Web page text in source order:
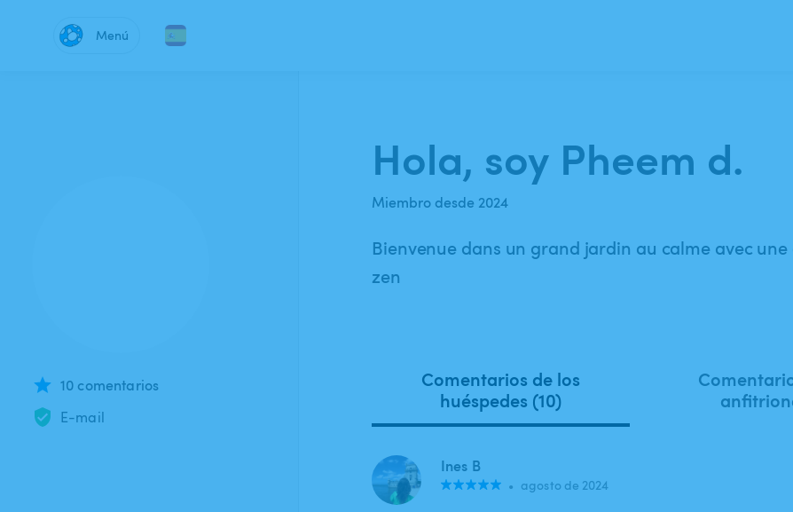
Menú
10 comentarios
E-mail
Hola, soy Pheem d.
Miembro desde 2024
Bienvenue dans un grand jardin au calme avec
zen
Comentarios de los
huéspedes (10)
Ines B
• agosto de 2024